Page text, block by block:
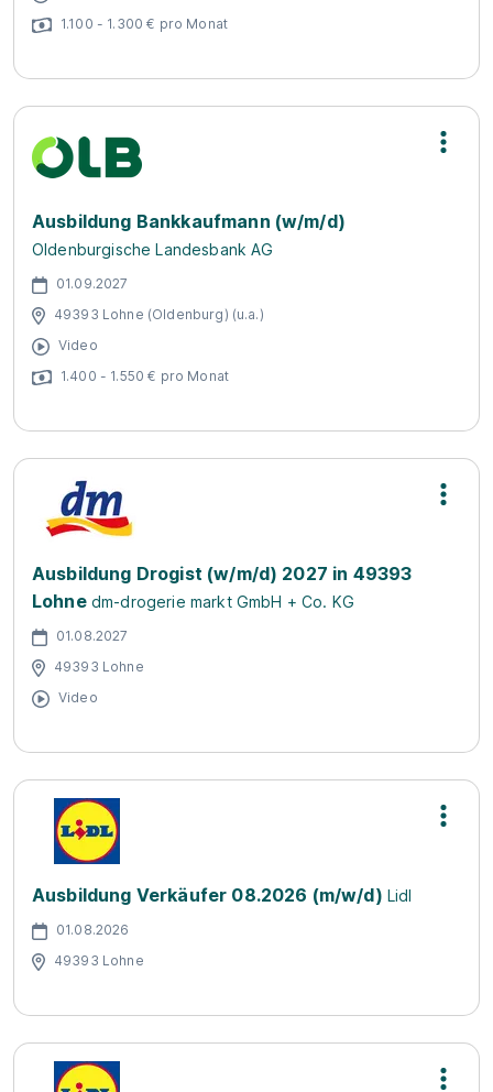
1.100 - 1.300 € pro Monat
Ausbildung Bankkaufmann (w/m/d)
Oldenburgische Landesbank AG
01.09.2027
49393 Lohne (Oldenburg) (u.a.)
Video
1.400 - 1.550 € pro Monat
Ausbildung Drogist (w/m/d) 2027 in 49393
Lohne dm-drogerie markt GmbH + Co. KG
01.08.2027
49393 Lohne
Video
Ausbildung Verkäufer 08.2026 (m/w/d) Lidl
01.08.2026
49393 Lohne